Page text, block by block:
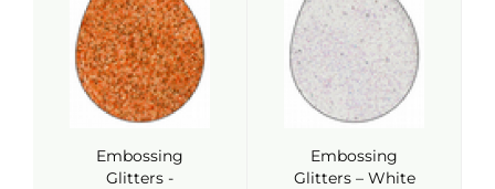
Embossing
Glitters -
Embossing
Glitters – White